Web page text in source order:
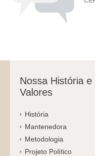
Nossa História e
Valores
História
Mantenedora
Metodologia
Projeto Político